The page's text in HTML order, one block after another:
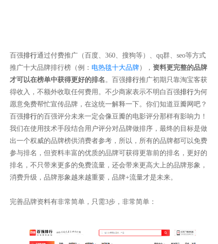
百强排行通过付费推广（百度、360、搜狗等）、qq群、seo等方式
推广十大品牌排行榜（例： 电热毯十大品牌）， 资料更完整的品牌
才可以在榜单中获得更好的排名 。百强排行推广初期只靠淘宝客获
得收入，不额外收取任何费用。不少商家表示不明白百强排行为何
愿意免费帮忙宣传品牌，在这统一解释一下。你们知道豆瓣网吧？
百强排行的百强评分未来一定会像豆瓣的电影评分那样有影响力！
我们在使用技术手段结合用户评分对品牌做排序，最终的目标是做
出一个权威的品牌榜供消费者参考，所以，所有的品牌都可以免费
参与排名，但资料丰富的优质的品牌可获得更靠前的排名，更好的
排名，不只带来更多的免费流量，还会带来更高大上的品牌形象，
消费升级，品牌形象越来越重要，品牌+流量才是未来。
完善品牌资料有非常简单，只需3步，非常简单：